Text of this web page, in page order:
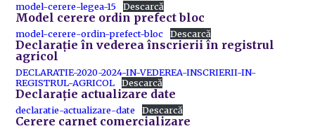
model-cerere-legea-15 Descarcă
Model cerere ordin prefect bloc
model-cerere-ordin-prefect-bloc Descarcă
Declarație în vederea înscrierii în registrul
agricol
DECLARATIE-2020-2024-IN-VEDEREA-INSCRIERII-IN-
REGISTRUL-AGRICOL
Descarcă
Declarație actualizare date
declaratie-actualizare-date Descarcă
Cerere carnet comercializare